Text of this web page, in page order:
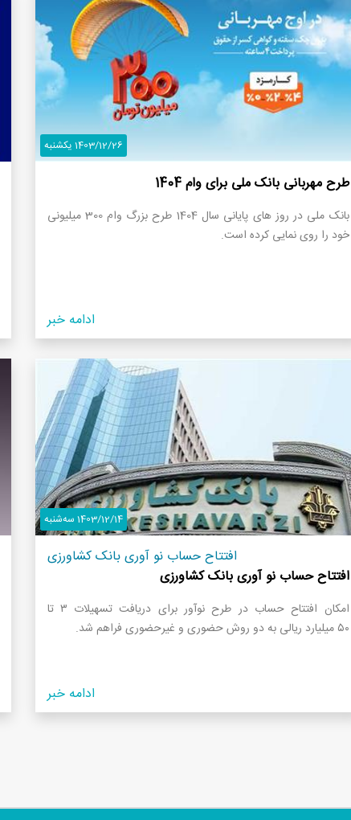
1403/12/26 یکشنبه
طرح مهربانی بانک ملی برای وام 1404
بانک ملی در روز های پایانی سال 1404 طرح بزرگ وام 300 میلیونی
خود را روی نمایی کرده است.
ادامه خبر
1403/12/14 سه‌شنبه
افتتاح حساب نو آوری بانک کشاورزی
افتتاح حساب نو آوری بانک کشاورزی
امکان افتتاح حساب در طرح نوآور برای دریافت تسهیلات ۳ تا
۵۰ میلیارد ریالی به دو روش حضوری و غیرحضوری فراهم شد.
ادامه خبر